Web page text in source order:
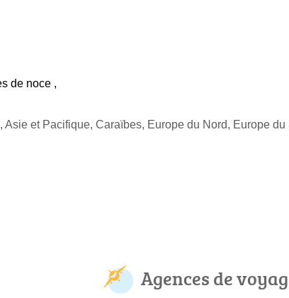
de noce ,
et Pacifique, Caraïbes, Europe du Nord, Europe du
Agences de